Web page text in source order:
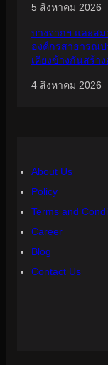
5 สิงหาคม 2026
บางจากฯ และส
องค์กรสาธารณป
เคียงข้างกันสร้า
4 สิงหาคม 2026
About Us
Policy
Terms and
Career
Blog
Contact Us